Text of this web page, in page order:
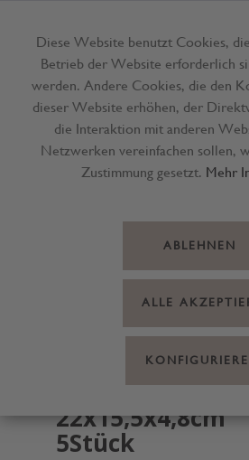
Menü
Grillschale Alu
22x15,5x4,8cm
5Stück
Diese Website benutzt Cookies,
Betrieb der Website erforderlich
werden. Andere Cookies, die den
dieser Website erhöhen, der
die Interaktion mit anderen
Netzwerken vereinfachen sollen,
Zustimmung gesetzt. Mehr
ABLEHNEN
ALLE